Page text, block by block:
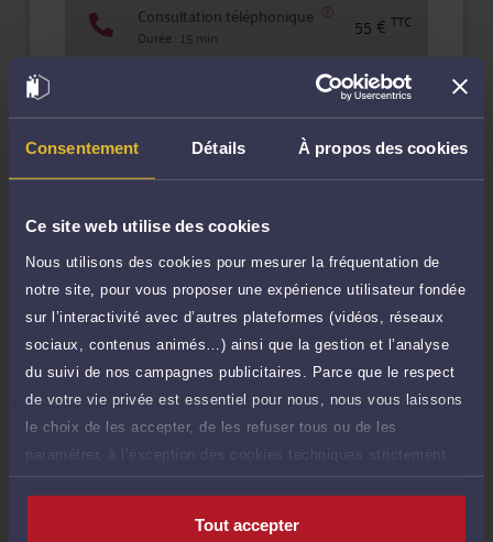
Consentement Détails À propos des cookies
Ce site web utilise des cookies
Nous utilisons des cookies pour mesurer la fréquentation de
notre site, pour vous proposer une expérience utilisateur fondée
sur l’interactivité avec d’autres plateformes (vidéos, réseaux
sociaux, contenus animés…) ainsi que la gestion et l’analyse
du suivi de nos campagnes publicitaires. Parce que le respect
de votre vie privée est essentiel pour nous, nous vous laissons
le choix de les accepter, de les refuser tous ou de les
paramétrer, à l’exception des cookies techniques strictement
nécessaires au fonctionnement du site.
Tout accepter
Consultation téléphonique
Durée : 15 min 55 € TTC
Demander un rappel
Question simple
de 1.000 caractères)
50 €
Poser une question
Consultation écrite
Etude de votre dossier + possibilité
d'ajout d'une pièce jointe
300 €
TTC
Consulter par écrit